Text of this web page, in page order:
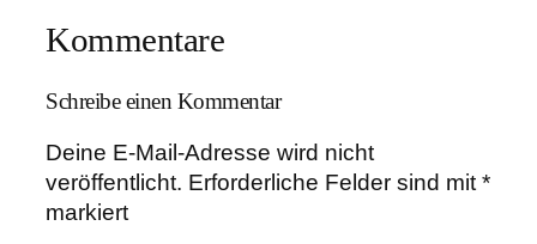
Kommentare
Schreibe einen Kommentar
Deine E-Mail-Adresse wird nicht
veröffentlicht. Erforderliche Felder sind mit *
markiert